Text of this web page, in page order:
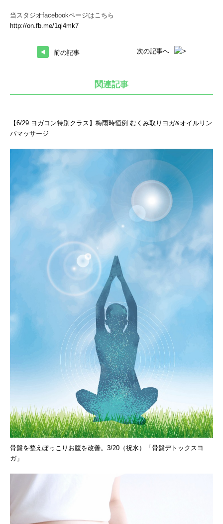
当スタジオfacebookページはこちら
http://on.fb.me/1qi4mk7
前の記事 次の記事へ
関連記事
【6/29 ヨガコン特別クラス】梅雨時恒例 むくみ取りヨガ&オイルリン
パマッサージ
骨盤を整えぽっこりお腹を改善。3/20（祝水）「骨盤デトックスヨ
ガ」